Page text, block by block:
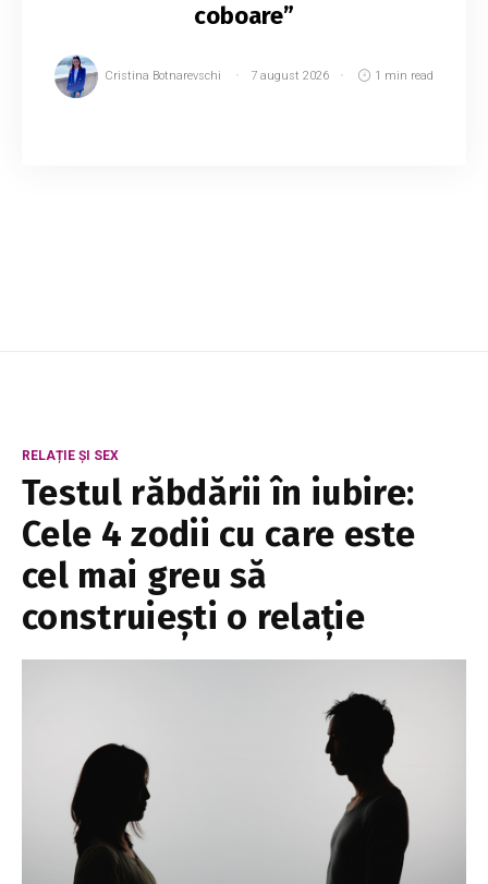
coboare”
Cristina Botnarevschi 7 august 2026 1 min read
RELAȚIE ȘI SEX
Testul răbdării în iubire:
Cele 4 zodii cu care este
cel mai greu să
construiești o relație